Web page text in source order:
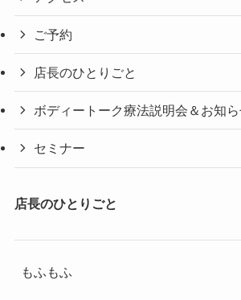
ご予約
店長のひとりごと
ボディートーク療法説明会＆お知
セミナー
店長のひとりごと
もふもふ